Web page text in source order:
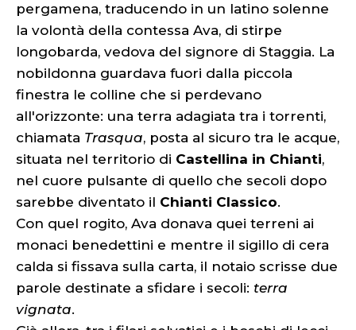
pergamena, traducendo in un latino solenne
la volontà della contessa Ava, di stirpe
longobarda, vedova del signore di Staggia. La
nobildonna guardava fuori dalla piccola
finestra le colline che si perdevano
all'orizzonte: una terra adagiata tra i torrenti,
chiamata Trasqua, posta al sicuro tra le acque,
situata nel territorio di Castellina in Chianti,
nel cuore pulsante di quello che secoli dopo
sarebbe diventato il Chianti Classico.
Con quel rogito, Ava donava quei terreni ai
monaci benedettini e mentre il sigillo di cera
calda si fissava sulla carta, il notaio scrisse due
parole destinate a sfidare i secoli: terra
vignata.